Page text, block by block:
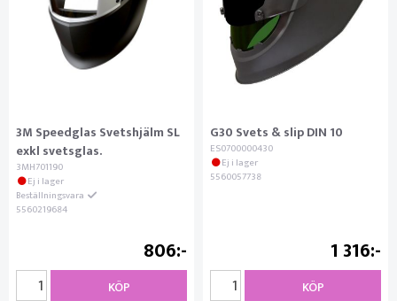
3M Speedglas Svetshjälm SL
exkl svetsglas.
3MH701190
Ej i lager
Beställningsvara
5560219684
806
KÖP
G30 Svets & slip DIN 10
ES0700000430
Ej i lager
5560057738
1 316
KÖP